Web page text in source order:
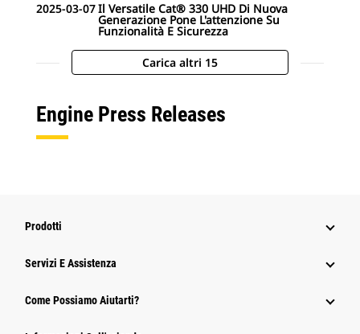
2025-03-07Il Versatile Cat® 330 UHD Di Nuova
Generazione Pone L'attenzione Su
Funzionalità E Sicurezza
Carica altri 15
Engine Press Releases
Prodotti
Servizi E Assistenza
Come Possiamo Aiutarti?